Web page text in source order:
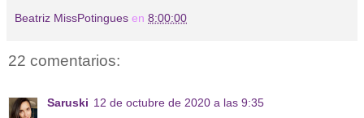
Beatriz MissPotingues en 8:00:00
22 comentarios:
Saruski 12 de octubre de 2020 a las 9:35